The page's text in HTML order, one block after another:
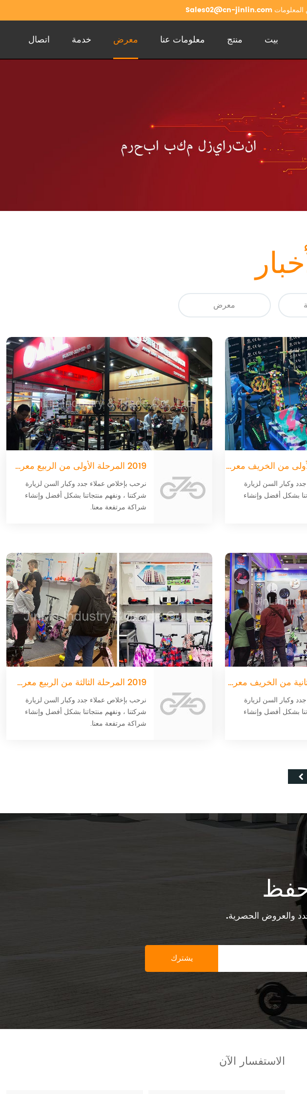
المعلومات Sales02@cn-jinlin.com
بيت منتج معلومات عنا معرض خدمة اتصال
معرض
2019 المرحلة الأولى من الخريف معرض كانتون
وكبار السن لزيارة
بشكل أفضل وإنشاء
2019 المرحلة الأولى من الربيع معرض كانتون
نرحب بإخلاص عملاء جدد وكبار السن لزيارة
شركتنا ، ونفهم منتجاتنا بشكل أفضل وإنشاء
شراكة مرتفعة معنا.
2019 المرحلة الثانية من الخريف معرض كانتون
وكبار السن لزيارة
بشكل أفضل وإنشاء
2019 المرحلة الثالثة من الربيع معرض كانتون
نرحب بإخلاص عملاء جدد وكبار السن لزيارة
شركتنا ، ونفهم منتجاتنا بشكل أفضل وإنشاء
شراكة مرتفعة معنا.
والعروض الحصرية.
الاستفسار الآن